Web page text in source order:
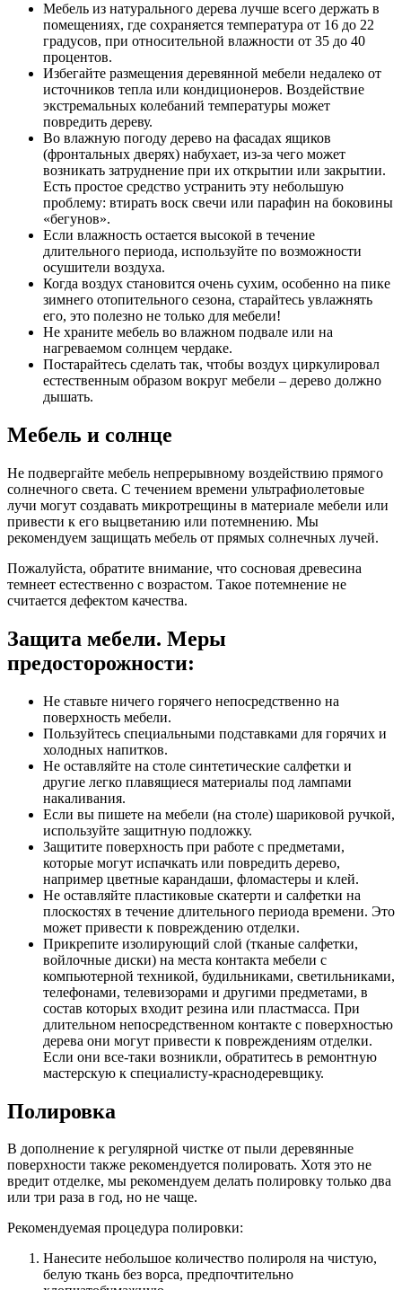
Мебель из натурального дерева лучше всего держать в
помещениях, где сохраняется температура от 16 до 22
градусов, при относительной влажности от 35 до 40
процентов.
Избегайте размещения деревянной мебели недалеко от
источников тепла или кондиционеров. Воздействие
экстремальных колебаний температуры может
повредить дереву.
Во влажную погоду дерево на фасадах ящиков
(фронтальных дверях) набухает, из-за чего может
возникать затруднение при их открытии или закрытии.
Есть простое средство устранить эту небольшую
проблему: втирать воск свечи или парафин на боковины
«бегунов».
Если влажность остается высокой в течение
длительного периода, используйте по возможности
осушители воздуха.
Когда воздух становится очень сухим, особенно на пике
зимнего отопительного сезона, старайтесь увлажнять
его, это полезно не только для мебели!
Не храните мебель во влажном подвале или на
нагреваемом солнцем чердаке.
Постарайтесь сделать так, чтобы воздух циркулировал
естественным образом вокруг мебели – дерево должно
дышать.
Мебель и солнце
Не подвергайте мебель непрерывному воздействию прямого
солнечного света. С течением времени ультрафиолетовые
лучи могут создавать микротрещины в материале мебели или
привести к его выцветанию или потемнению. Мы
рекомендуем защищать мебель от прямых солнечных лучей.
Пожалуйста, обратите внимание, что сосновая древесина
темнеет естественно с возрастом. Такое потемнение не
считается дефектом качества.
Защита мебели. Меры
предосторожности:
Не ставьте ничего горячего непосредственно на
поверхность мебели.
Пользуйтесь специальными подставками для горячих и
холодных напитков.
Не оставляйте на столе синтетические салфетки и
другие легко плавящиеся материалы под лампами
накаливания.
Если вы пишете на мебели (на столе) шариковой ручкой,
используйте защитную подложку.
Защитите поверхность при работе с предметами,
которые могут испачкать или повредить дерево,
например цветные карандаши, фломастеры и клей.
Не оставляйте пластиковые скатерти и салфетки на
плоскостях в течение длительного периода времени. Это
может привести к повреждению отделки.
Прикрепите изолирующий слой (тканые салфетки,
войлочные диски) на места контакта мебели с
компьютерной техникой, будильниками, светильниками,
телефонами, телевизорами и другими предметами, в
состав которых входит резина или пластмасса. При
длительном непосредственном контакте с поверхностью
дерева они могут привести к повреждениям отделки.
Если они все-таки возникли, обратитесь в ремонтную
мастерскую к специалисту-краснодеревщику.
Полировка
В дополнение к регулярной чистке от пыли деревянные
поверхности также рекомендуется полировать. Хотя это не
вредит отделке, мы рекомендуем делать полировку только два
или три раза в год, но не чаще.
Рекомендуемая процедура полировки:
Нанесите небольшое количество полироля на чистую,
белую ткань без ворса, предпочтительно